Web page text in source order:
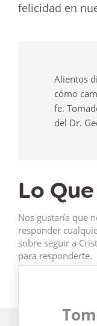
felicidad en
Alientos
cómo
fe.
del Dr.
Lo
Nos gustaría que
responder
sobre seguir a
para responderte.